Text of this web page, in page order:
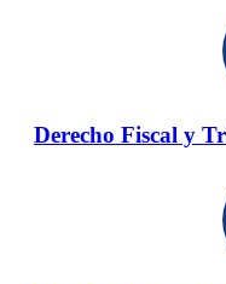
Derecho Fiscal y